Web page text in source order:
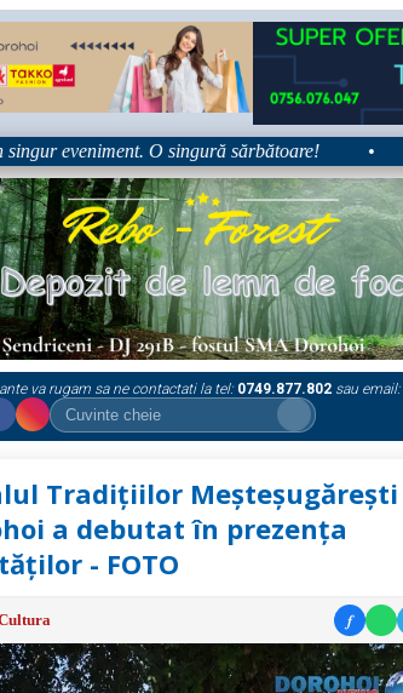
O singură sărbătoare! •
va rugam sa ne contactati la tel: 0749.877.802 sau email:
Tradițiilor Meșteșugărești
a debutat în prezența
- FOTO
f